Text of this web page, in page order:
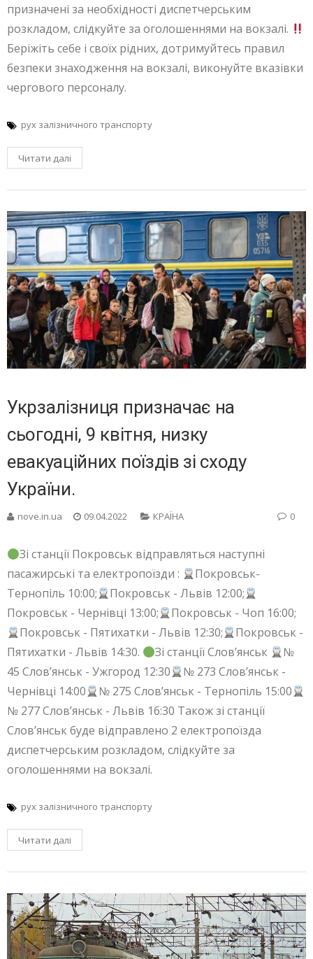
призначені за необхідності диспетчерським
розкладом, слідкуйте за оголошеннями на вокзалі.
Беріжіть себе і своїх рідних, дотримуйтесь правил
безпеки знаходження на вокзалі, виконуйте вказівки
чергового персоналу.
рух залізничного транспорту
Читати далі
Укрзалізниця призначає на
сьогодні, 9 квітня, низку
евакуаційних поїздів зі сходу
України.
nove.in.ua 09.04.2022 КРАЇНА 0
Зі станції Покровськ відправляться наступні
пасажирські та електропоїзди :
Покровськ-
Тернопіль 10:00;
Покровськ - Львів 12:00;
Покровськ - Чернівці 13:00;
Покровськ - Чоп 16:00;
Покровськ - Пятихатки - Львів 12:30;
Покровськ -
Пятихатки - Львів 14:30.
Зі станції Слов’янськ
№
45 Слов’янськ - Ужгород 12:30
№ 273 Слов’янськ -
Чернівці 14:00
№ 275 Слов’янськ - Тернопіль 15:00
№ 277 Слов’янськ - Львів 16:30 Також зі станції
Слов’янськ буде відправлено 2 електропоїзда
диспетчерським розкладом, слідкуйте за
оголошеннями на вокзалі.
рух залізничного транспорту
Читати далі